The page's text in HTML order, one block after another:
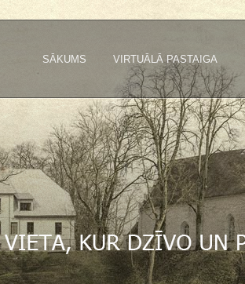
SĀKUMS VIRTUĀLĀ PASTAIGA